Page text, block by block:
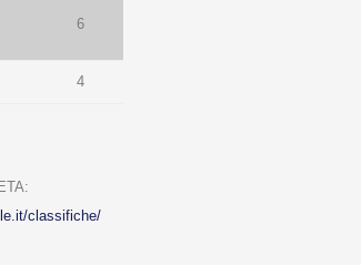
6
4
classifiche/